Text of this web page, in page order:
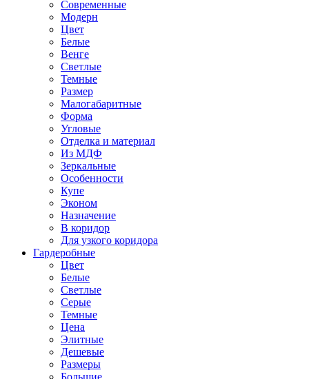
Современные
Модерн
Цвет
Белые
Венге
Светлые
Темные
Размер
Малогабаритные
Форма
Угловые
Отделка и материал
Из МДФ
Зеркальные
Особенности
Купе
Эконом
Назначение
В коридор
Для узкого коридора
Гардеробные
Цвет
Белые
Светлые
Серые
Темные
Цена
Элитные
Дешевые
Размеры
Большие